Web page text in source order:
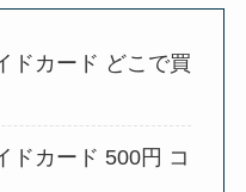
ドカード どこで買
ドカード 500円 コ